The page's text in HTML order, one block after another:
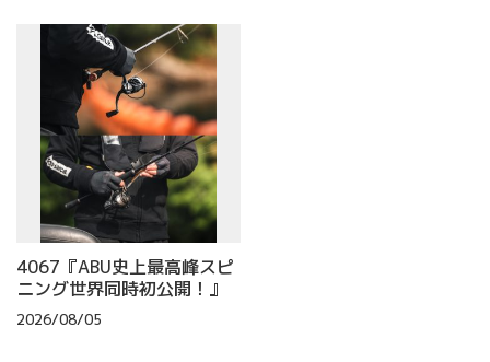
4067『ABU史上最高峰スピ
ニング世界同時初公開！』
2026/08/05